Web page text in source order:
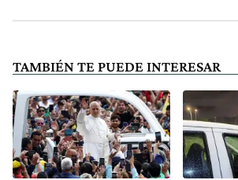
TAMBIÉN TE PUEDE INTERESAR